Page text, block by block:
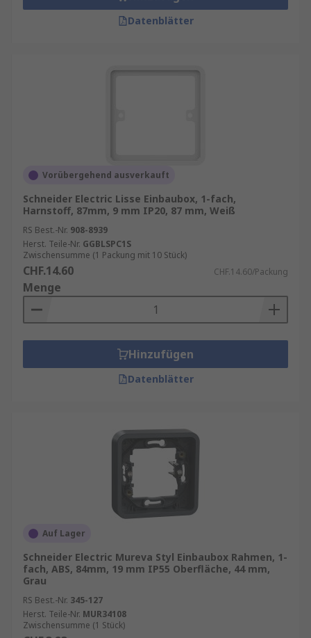
Datenblätter
Vorübergehend ausverkauft
Schneider Electric Lisse Einbaubox, 1-fach,
Harnstoff, 87mm, 9 mm IP20, 87 mm, Weiß
RS Best.-Nr. 908-8939
Herst. Teile-Nr. GGBLSPC1S
Zwischensumme (1 Packung mit 10 Stück)
CHF.14.60 CHF.14.60/Packung
Menge
Hinzufügen
Datenblätter
Auf Lager
Schneider Electric Mureva Styl Einbaubox Rahmen, 1-
fach, ABS, 84mm, 19 mm IP55 Oberfläche, 44 mm,
Grau
RS Best.-Nr. 345-127
Herst. Teile-Nr. MUR34108
Zwischensumme (1 Stück)